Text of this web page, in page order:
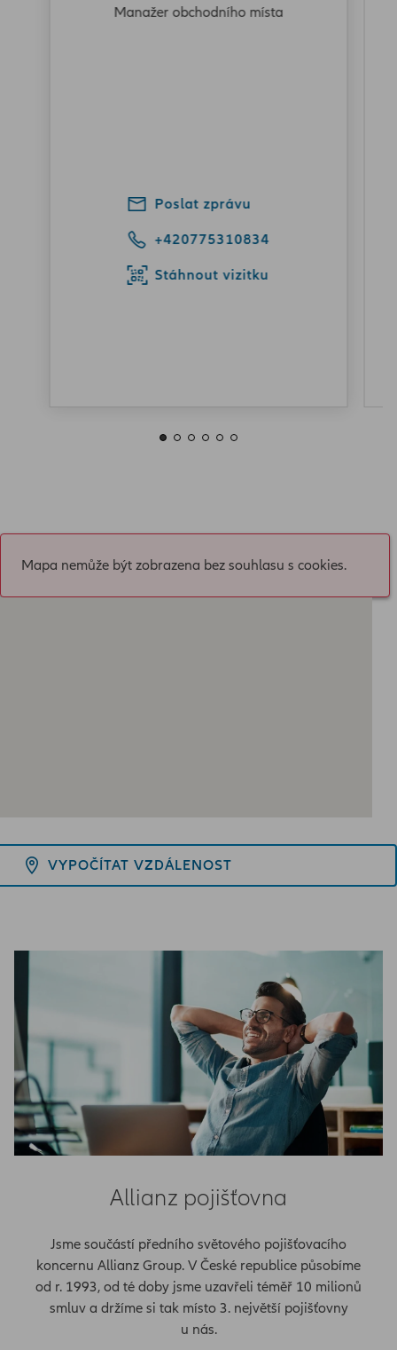
Manažer obchodního místa
Poslat zprávu
+420775310834
Stáhnout vizitku
Mapa nemůže být zobrazena bez souhlasu s cookies.
VYPOČÍTAT VZDÁLENOST
Allianz pojišťovna
Jsme součástí předního světového pojišťovacího
koncernu Allianz Group. V České republice působíme
od r. 1993, od té doby jsme uzavřeli téměř 10 milionů
smluv a držíme si tak místo 3. největší pojišťovny
u nás.